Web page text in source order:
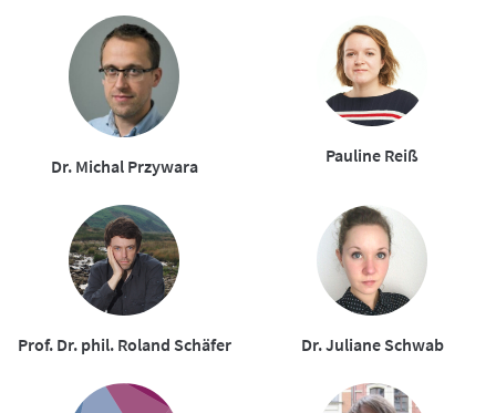
Dr. Michal Przywara Pauline Reiß
Prof. Dr. phil. Roland Schäfer Dr. Juliane Schwab